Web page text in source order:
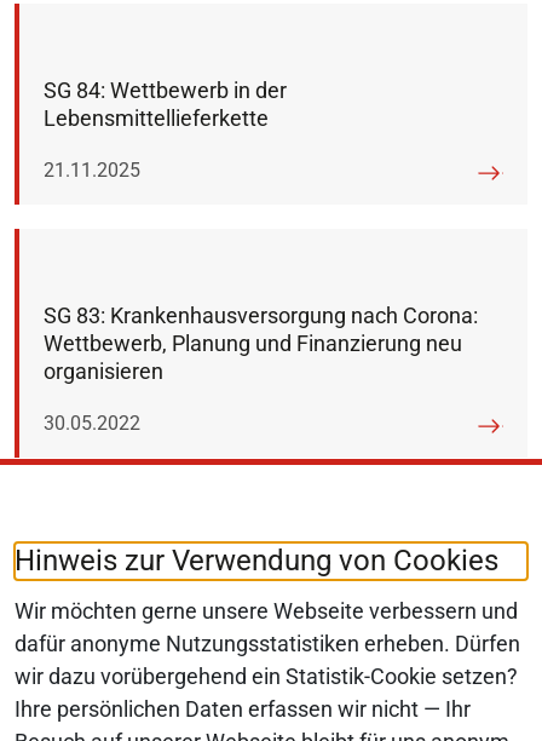
Hinweis zur Verwendung von Cookies
Wir möchten gerne unsere Webseite verbessern und
dafür anonyme Nutzungsstatistiken erheben. Dürfen
wir dazu vorübergehend ein Statistik-Cookie setzen?
Ihre persönlichen Daten erfassen wir nicht — Ihr
SG 84: Wettbewerb in der
Lebensmittellieferkette
Veröffentlicht am:
21.11.2025
SG 83: Krankenhausversorgung nach Corona:
Wettbewerb, Planung und Finanzierung neu
organisieren
Veröffentlicht am:
30.05.2022
SG 82: Empfehlungen für einen effektiven und
effizienten Digital Markets Act
Veröffentlicht am:
05.10.2021